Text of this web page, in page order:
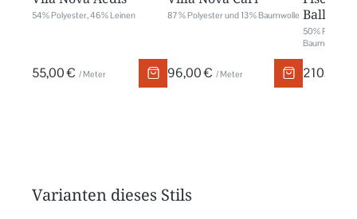
54% Polyester, 46% Leinen
55,00 € / Meter
87 % Polyester und 13 % Baumwolle
96,00 € / Meter
Balloon
50%
Baumwolle
210,00 €
Varianten dieses Stils